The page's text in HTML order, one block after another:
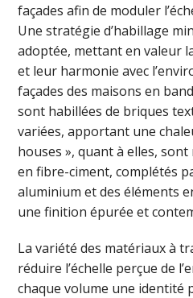
façades afin de moduler
Une stratégie d’habillage
adoptée, mettant en valeur
et leur harmonie avec
façades des maisons en
sont habillées de briques
variées, apportant une
houses », quant à elles,
en fibre-ciment, complétés
aluminium et des éléments
une finition épurée et
La variété des matériaux à
réduire l’échelle perçue de
chaque volume une identité